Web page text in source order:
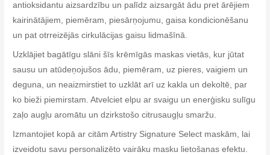
antioksidantu aizsardzību un palīdz aizsargāt ādu pret ārējiem
kairinātājiem, piemēram, piesārņojumu, gaisa kondicionēšanu
un pat otrreizējās cirkulācijas gaisu lidmašīnā.
Uzklājiet bagātīgu slāni šīs krēmīgās maskas vietās, kur jūtat
sausu un atūdeņojušos ādu, piemēram, uz pieres, vaigiem un
deguna, un neaizmirstiet to uzklāt arī uz kakla un dekoltē, par
ko bieži piemirstam. Atvelciet elpu ar svaigu un enerģisku sulīgu
zaļo augļu aromātu un dzirkstošo citrusaugļu smaržu.
Izmantojiet kopā ar citām Artistry Signature Select maskām, lai
izveidotu savu personalizēto vairāku masku lietošanas efektu.